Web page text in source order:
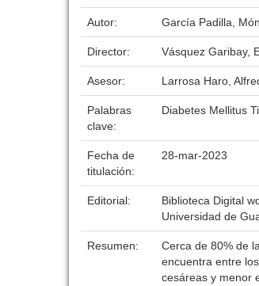
Autor: García Padilla,
Director: Vásquez Garibay,
Asesor: Larrosa Haro,
Palabras
clave:
Diabetes Mellitus
Fecha de
titulación:
28-mar-2023
Editorial:
Biblioteca Digital
Universidad de
Resumen:
Cerca de 80% de
encuentra entre
cesáreas y menor